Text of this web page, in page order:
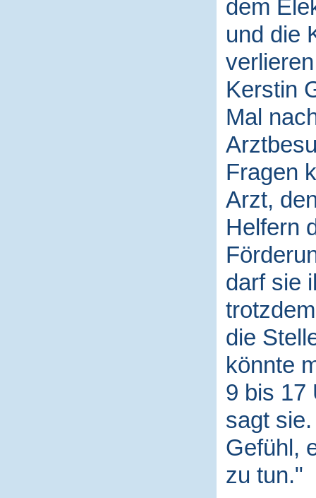
dem
und die
Kerstin
Mal
Fragen
Arzt,
Helfern
darf sie
die
könnte
9 bis 17
sagt
Gefühl,
zu tun."